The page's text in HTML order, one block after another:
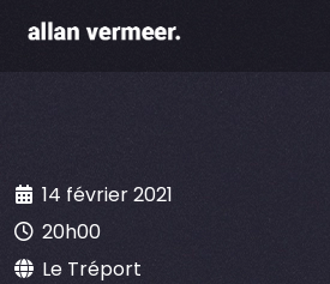
14 février 2021
20h00
Le Tréport